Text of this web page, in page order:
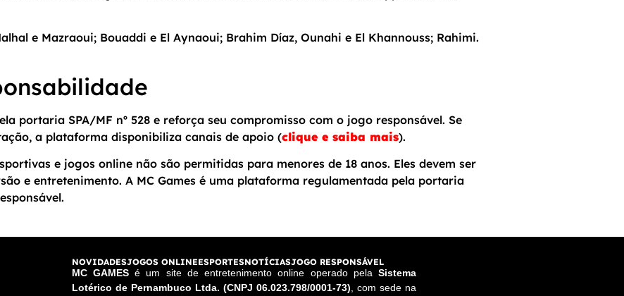
e Mazraoui; Bouaddi e El Aynaoui; Brahim Díaz, Ounahi e El Khannouss; Rahimi.
portaria SPA/MF nº 528 e reforça seu compromisso com o jogo responsável. Se
a plataforma disponibiliza canais de apoio (clique e saiba mais).
e jogos online não são permitidas para menores de 18 anos. Eles devem ser
e entretenimento. A MC Games é uma plataforma regulamentada pela portaria
NOVIDADESJOGOS ONLINEESPORTESNOTÍCIASJOGO RESPONSÁVEL
MC GAMESé um site de entretenimento online operado pelaSistema
Lotérico de Pernambuco Ltda. (CNPJ 06.023.798/0001-73), com sede na